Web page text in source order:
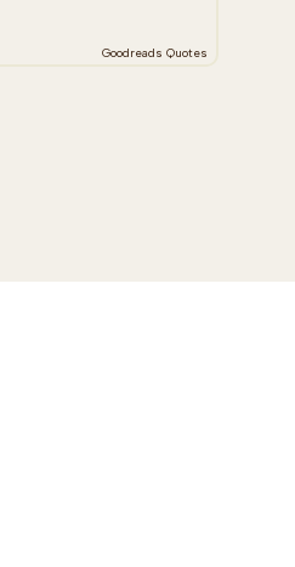
Goodreads Quotes